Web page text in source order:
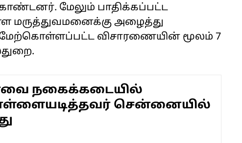
மேலும் பாதிக்கப்பட்ட
அழைத்து
விசாரணையின் மூலம் 7
நகைக்கடையில்
சென்னையில்